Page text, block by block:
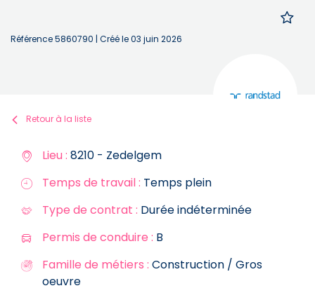
Référence 5860790 | Créé le 03 juin 2026
Retour à la liste
Lieu : 8210 - Zedelgem
Temps de travail : Temps plein
Type de contrat : Durée indéterminée
Permis de conduire : B
Famille de métiers : Construction / Gros
oeuvre